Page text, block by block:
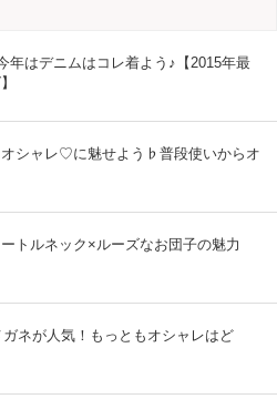
年はデニムはコレ着よう♪【2015年最
シャレ♡に魅せよう♭普段使いからオ
トルネック×ルーズなお団子の魅力
ネが人気！もっともオシャレはど